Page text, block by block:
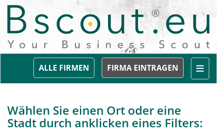
FIRMA EINTRAGEN
ALLE FIRMEN
Wählen Sie einen Ort oder eine
Stadt durch anklicken eines Filters: